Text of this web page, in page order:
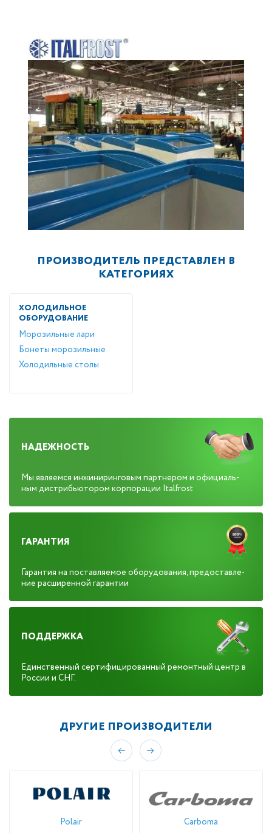
ПРОИЗВОДИТЕЛЬ ПРЕДСТАВЛЕН В
КАТЕГОРИЯХ
ХОЛОДИЛЬНОЕ
ОБОРУДОВАНИЕ
Морозильные лари
Бонеты морозильные
Холодильные столы
НАДЕЖНОСТЬ
Мы яв­ля­ем­ся ин­жи­нирин­го­вым пар­тне­ром и офи­ци­аль­
ным дис­трибь­юто­ром кор­по­рации Italfrost
ГАРАНТИЯ
Га­ран­тия на пос­тавля­емое обо­рудо­вания, пре­дос­тавле­
ние расши­рен­ной га­ран­тии
ПОДДЕРЖКА
Единс­твен­ный сер­ти­фици­рован­ный ре­мон­тный центр в
Рос­сии и СНГ.
ДРУГИЕ ПРОИЗВОДИТЕЛИ
Polair
Carboma